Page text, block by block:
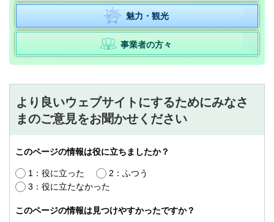
魅力・観光
事業者の方々
より良いウェブサイトにするためにみなさ
まのご意見をお聞かせください
このページの情報は役に立ちましたか？
1：役に立った
2：ふつう
3：役に立たなかった
このページの情報は見つけやすかったですか？